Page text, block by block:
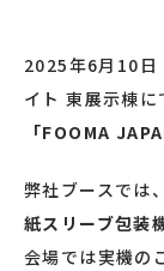
2025年6月10日
イト 東展示棟に
「FOOMA
弊社ブースでは、
紙スリーブ包装
会場では実機の